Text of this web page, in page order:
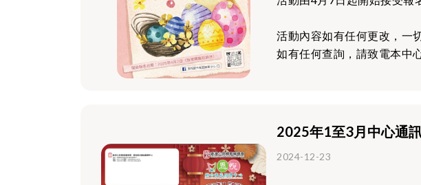
活動內容如有任何更改，一
如有任何查詢，請致電本中
2025年1至3月中心通
2024-12-23